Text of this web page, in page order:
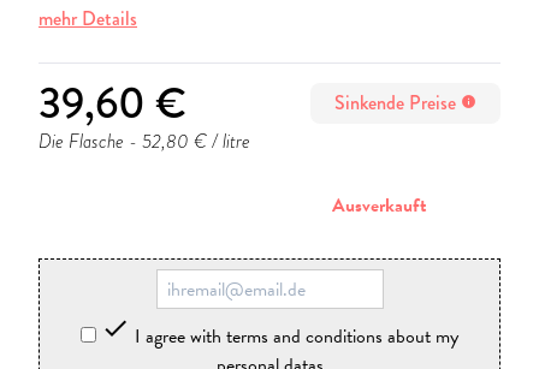
mehr Details
39,60 € Sinkende Preise info
Die Flasche - 52,80 € / litre
Ausverkauft
 I agree with terms and conditions about my